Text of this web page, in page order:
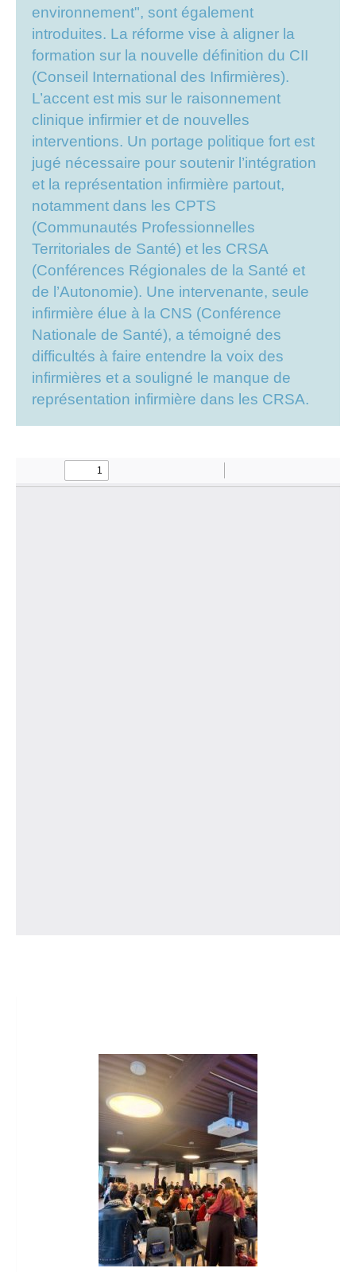
environnement", sont également
introduites. La réforme vise à aligner la
formation sur la nouvelle définition du CII
(Conseil International des Infirmières).
L’accent est mis sur le raisonnement
clinique infirmier et de nouvelles
interventions. Un portage politique fort est
jugé nécessaire pour soutenir l’intégration
et la représentation infirmière partout,
notamment dans les CPTS
(Communautés Professionnelles
Territoriales de Santé) et les CRSA
(Conférences Régionales de la Santé et
de l’Autonomie). Une intervenante, seule
infirmière élue à la CNS (Conférence
Nationale de Santé), a témoigné des
difficultés à faire entendre la voix des
infirmières et a souligné le manque de
représentation infirmière dans les CRSA.